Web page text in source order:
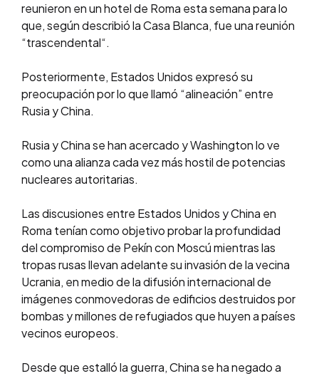
reunieron en un hotel de Roma esta semana para lo
que, según describió la Casa Blanca, fue una reunión
“trascendental“.
Posteriormente, Estados Unidos expresó su
preocupación por lo que llamó “alineación” entre
Rusia y China.
Rusia y China se han acercado y Washington lo ve
como una alianza cada vez más hostil de potencias
nucleares autoritarias.
Las discusiones entre Estados Unidos y China en
Roma tenían como objetivo probar la profundidad
del compromiso de Pekín con Moscú mientras las
tropas rusas llevan adelante su invasión de la vecina
Ucrania, en medio de la difusión internacional de
imágenes conmovedoras de edificios destruidos por
bombas y millones de refugiados que huyen a países
vecinos europeos.
Desde que estalló la guerra, China se ha negado a